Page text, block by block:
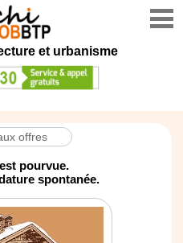
et urbanisme
offres
pourvue.
spontanée.